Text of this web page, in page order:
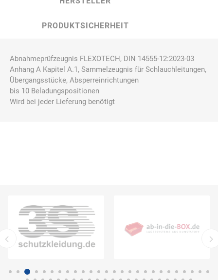
PRODUKTSICHERHEIT
Abnahmeprüfzeugnis FLEXOTECH, DIN 14555-12:2023-03
Anhang A Kapitel A.1, Sammelzeugnis für Schlauchleitungen,
Übergangsstücke, Absperreinrichtungen
bis 10 Beladungspositionen
Wird bei jeder Lieferung benötigt